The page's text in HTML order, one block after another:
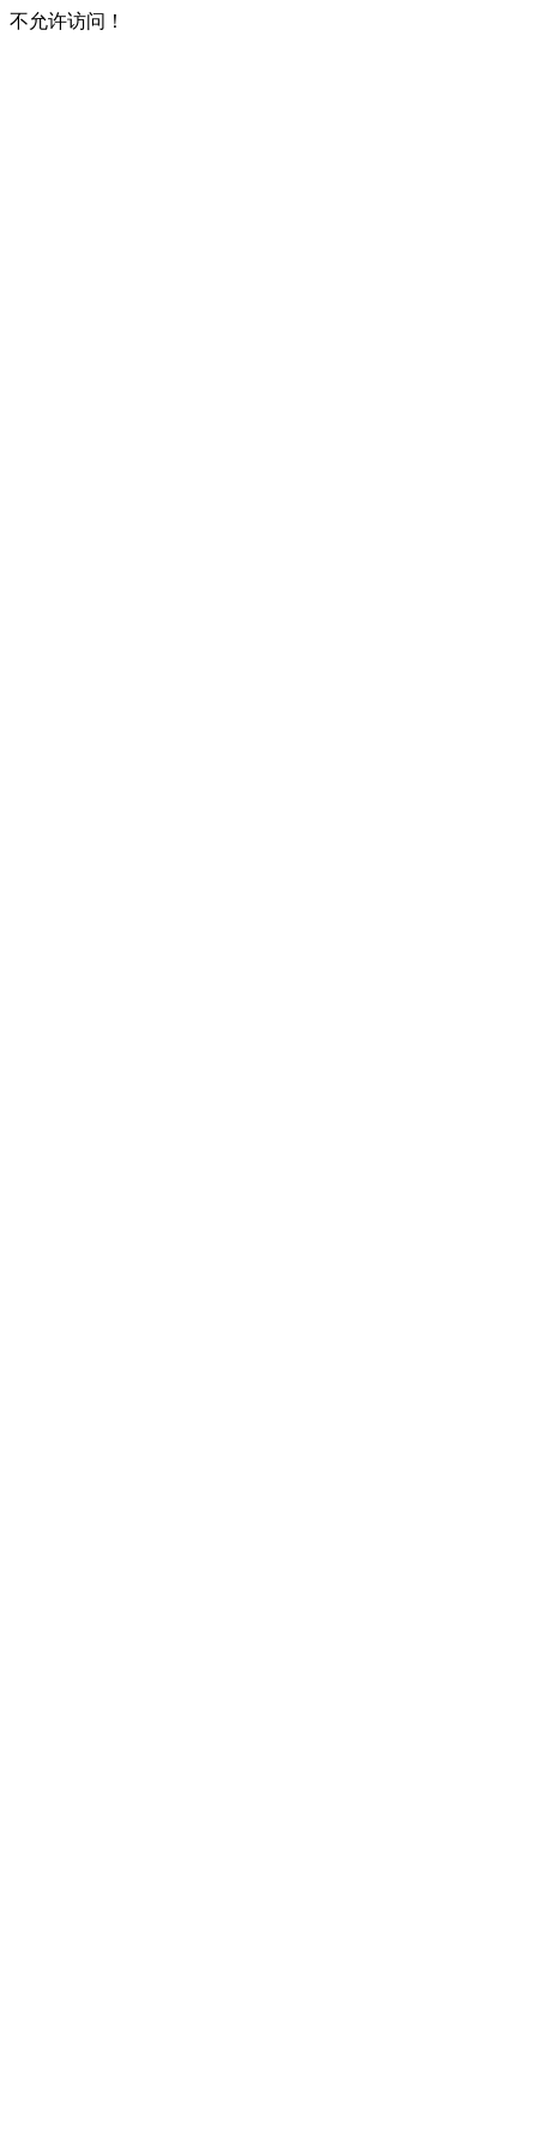
不允许访问！